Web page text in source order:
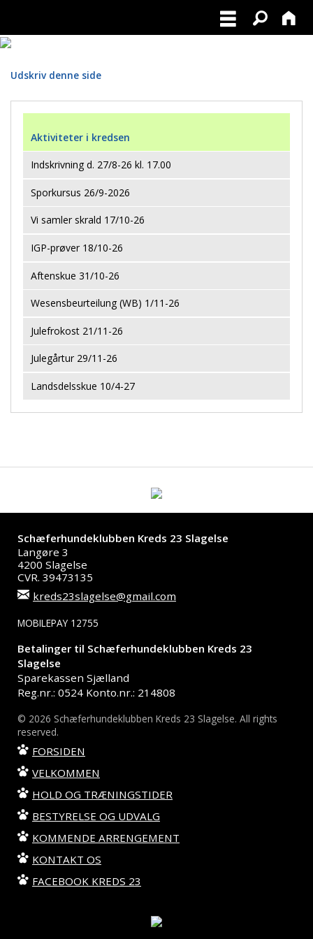
Udskriv denne side
Aktiviteter i kredsen
Indskrivning d. 27/8-26 kl. 17.00
Sporkursus 26/9-2026
Vi samler skrald 17/10-26
IGP-prøver 18/10-26
Aftenskue 31/10-26
Wesensbeurteilung (WB) 1/11-26
Julefrokost 21/11-26
Julegårtur 29/11-26
Landsdelsskue 10/4-27
Schæferhundeklubben Kreds 23 Slagelse
Langøre 3
4200 Slagelse
CVR. 39473135
kreds23slagelse@gmail.com
MOBILEPAY 12755
Betalinger til Schæferhundeklubben Kreds 23
Slagelse
Sparekassen Sjælland
Reg.nr.: 0524 Konto.nr.: 214808
© 2026 Schæferhundeklubben Kreds 23 Slagelse. All rights
reserved.
FORSIDEN
VELKOMMEN
HOLD OG TRÆNINGSTIDER
BESTYRELSE OG UDVALG
KOMMENDE ARRENGEMENT
KONTAKT OS
FACEBOOK KREDS 23